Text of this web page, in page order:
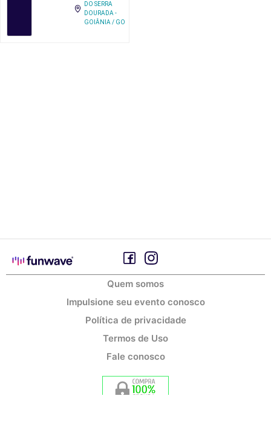
DO SERRA
DOURADA -
GOIÂNIA / GO
Quem somos
Impulsione seu evento conosco
Política de privacidade
Termos de Uso
Fale conosco